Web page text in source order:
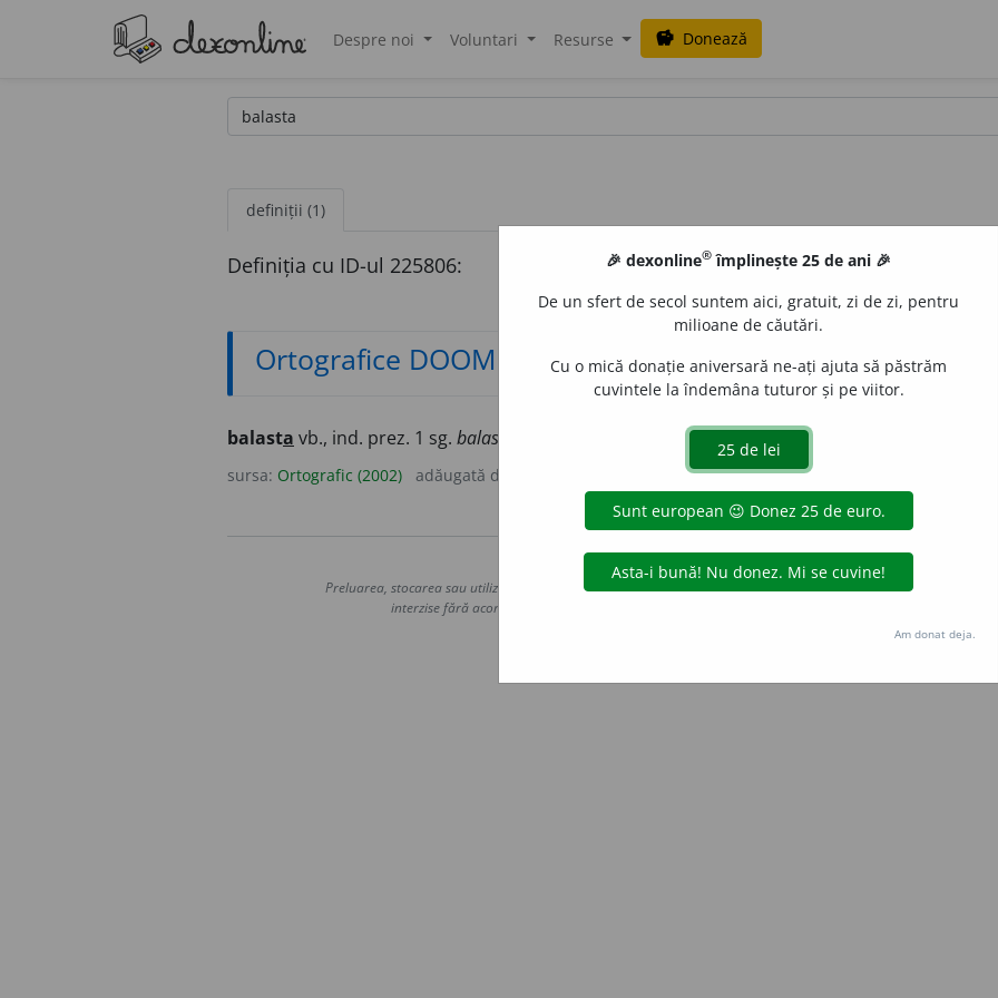
Despre noi Voluntari Resurse savings Donează
definiții (1)
Definiția cu ID-ul 225806:
Ortografice DOOM
balasta vb., ind. prez. 1 sg. balast ză
sursa: Ortografic (2002) adăugată de
Copyright © 2004-2026 dexonline (https://dexonline.ro)
Preluarea, stocarea sau utilizarea datelor de pe acest site, inclusiv prin orice metode de extragere automată
interzise fără acordul nostru prealabil scris, cu excepția seturilor de date oferite oficial spre utilizare
Hosterion
🎉 dexonline® împlinește 25 de ani 🎉
De un sfert de secol suntem aici, gratuit, zi de zi, pentru
milioane de căutări.
Cu o mică donație aniversară ne-ați ajuta să păstrăm
cuvintele la îndemâna tuturor și pe viitor.
Am donat deja.